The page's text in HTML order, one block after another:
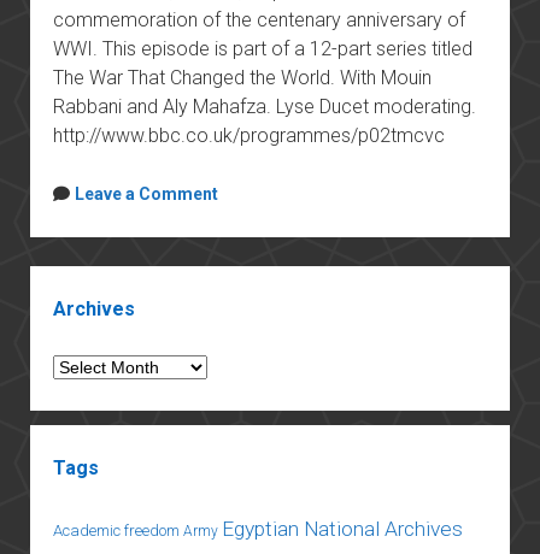
commemoration of the centenary anniversary of
WWI. This episode is part of a 12-part series titled
The War That Changed the World. With Mouin
Rabbani and Aly Mahafza. Lyse Ducet moderating.
http://www.bbc.co.uk/programmes/p02tmcvc
Leave a Comment
Archives
Archives
Tags
Academic freedom Army Egyptian National Archives